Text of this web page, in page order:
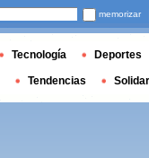
memorizar
Tecnología Deportes
Tendencias